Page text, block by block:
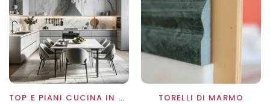
TOP E PIANI CUCINA IN MARMO TORELLI DI MARMO